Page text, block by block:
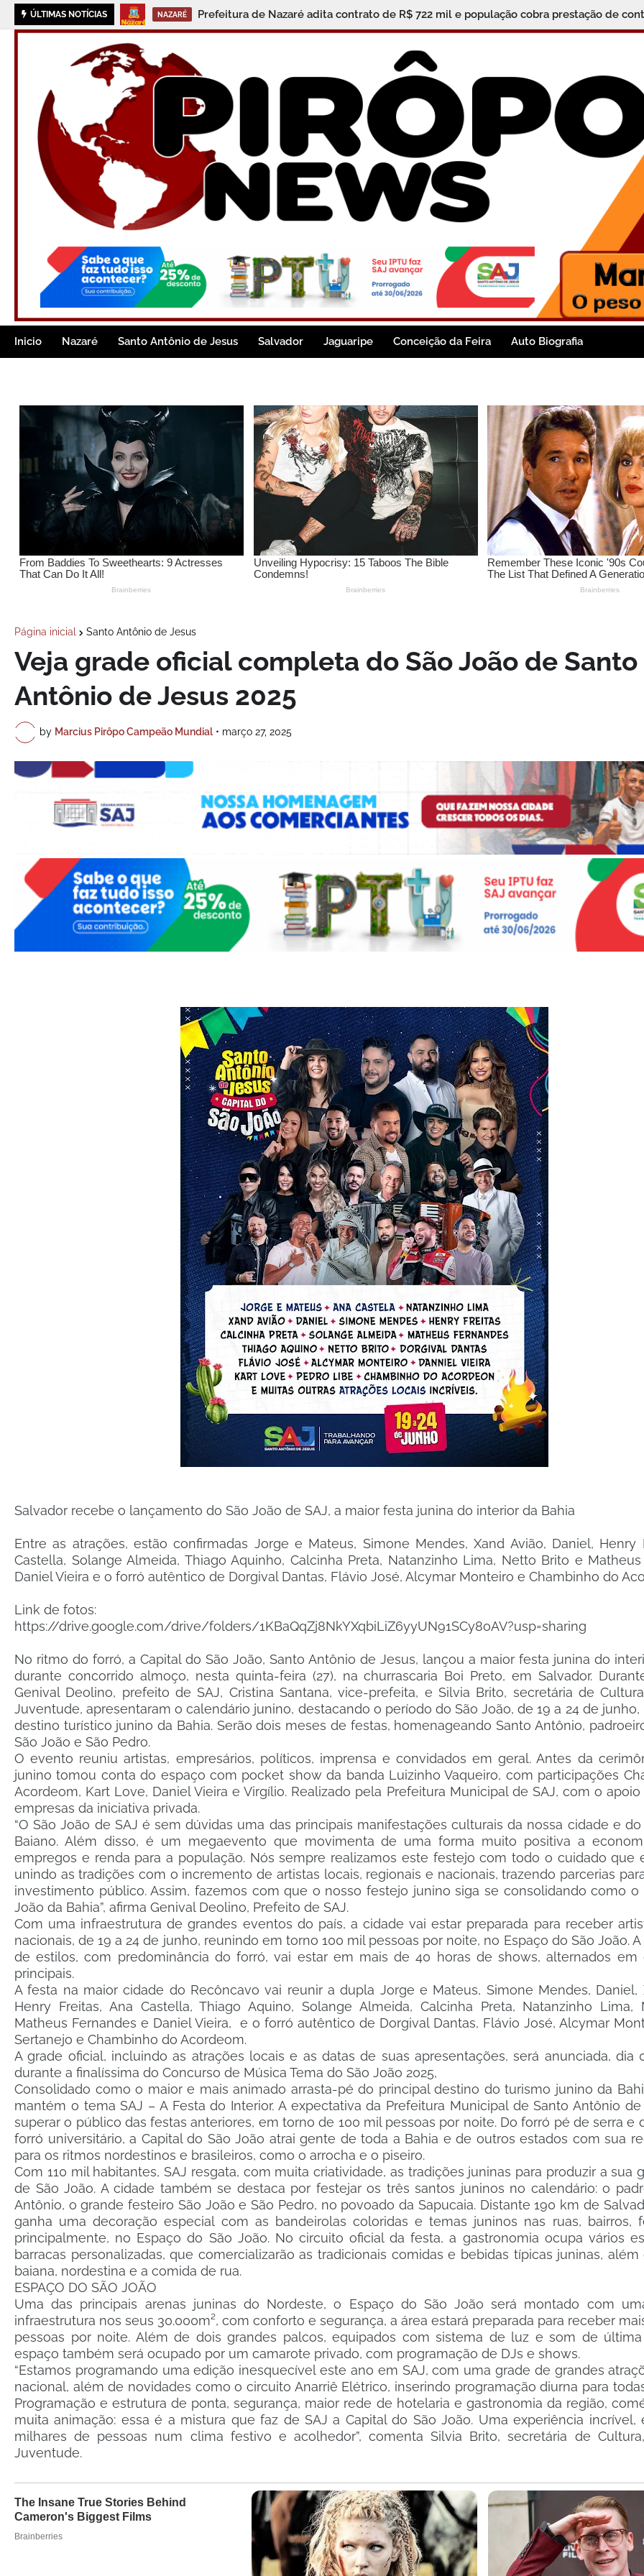
ÚLTIMAS NOTÍCIAS NAZARÉ Prefeitura de Nazaré adita contrato de R$ 722 mil e população cobra prestação de
Inicio Nazaré Santo Antônio de Jesus Salvador Jaguaripe Conceição da Feira Auto Biografia
Página inicial Santo Antônio de Jesus
Veja grade oficial completa do São João de Santo
Antônio de Jesus 2025
by Marcius Pirôpo Campeão Mundial • março 27, 2025
Salvador recebe o lançamento do São João de SAJ, a maior festa junina do interior da Bahia
Entre as atrações, estão confirmadas Jorge e Mateus, Simone Mendes, Xand Avião, Daniel, Henry
Castella, Solange Almeida, Thiago Aquinho, Calcinha Preta, Natanzinho Lima, Netto Brito e Matheus
Daniel Vieira e o forró autêntico de Dorgival Dantas, Flávio José, Alcymar Monteiro e Chambinho do
Link de fotos:
https://drive.google.com/drive/folders/1KBaQqZj8NkYXqbiLiZ6yyUN91SCy8oAV?usp=sharing
No ritmo do forró, a Capital do São João, Santo Antônio de Jesus, lançou a maior festa junina do
durante concorrido almoço, nesta quinta-feira (27), na churrascaria Boi Preto, em Salvador.
Genival Deolino, prefeito de SAJ, Cristina Santana, vice-prefeita, e Silvia Brito, secretária de
Juventude, apresentaram o calendário junino, destacando o período do São João, de 19 a 24 de
destino turístico junino da Bahia. Serão dois meses de festas, homenageando Santo Antônio,
São João e São Pedro.
O evento reuniu artistas, empresários, políticos, imprensa e convidados em geral. Antes da
junino tomou conta do espaço com pocket show da banda Luizinho Vaqueiro, com participações
Acordeom, Kart Love, Daniel Vieira e Virgílio. Realizado pela Prefeitura Municipal de SAJ, com o
empresas da iniciativa privada.
“O São João de SAJ é sem dúvidas uma das principais manifestações culturais da nossa cidade e
Baiano. Além disso, é um megaevento que movimenta de uma forma muito positiva a
empregos e renda para a população. Nós sempre realizamos este festejo com todo o cuidado que
unindo as tradições com o incremento de artistas locais, regionais e nacionais, trazendo parcerias
investimento público. Assim, fazemos com que o nosso festejo junino siga se consolidando como o
João da Bahia”, afirma Genival Deolino, Prefeito de SAJ.
Com uma infraestrutura de grandes eventos do país, a cidade vai estar preparada para receber
nacionais, de 19 a 24 de junho, reunindo em torno 100 mil pessoas por noite, no Espaço do São João.
de estilos, com predominância do forró, vai estar em mais de 40 horas de shows, alternados em
principais.
A festa na maior cidade do Recôncavo vai reunir a dupla Jorge e Mateus, Simone Mendes, Daniel,
Henry Freitas, Ana Castella, Thiago Aquino, Solange Almeida, Calcinha Preta, Natanzinho Lima,
Matheus Fernandes e Daniel Vieira, e o forró autêntico de Dorgival Dantas, Flávio José, Alcymar
Sertanejo e Chambinho do Acordeom.
A grade oficial, incluindo as atrações locais e as datas de suas apresentações, será anunciada, dia
durante a finalíssima do Concurso de Música Tema do São João 2025,
Consolidado como o maior e mais animado arrasta-pé do principal destino do turismo junino da
mantém o tema SAJ – A Festa do Interior. A expectativa da Prefeitura Municipal de Santo Antônio
superar o público das festas anteriores, em torno de 100 mil pessoas por noite. Do forró pé de serra e
forró universitário, a Capital do São João atrai gente de toda a Bahia e de outros estados com sua
para os ritmos nordestinos e brasileiros, como o arrocha e o piseiro.
Com 110 mil habitantes, SAJ resgata, com muita criatividade, as tradições juninas para produzir a sua
de São João. A cidade também se destaca por festejar os três santos juninos no calendário: o
Antônio, o grande festeiro São João e São Pedro, no povoado da Sapucaia. Distante 190 km de
ganha uma decoração especial com as bandeirolas coloridas e temas juninos nas ruas, bairros,
principalmente, no Espaço do São João. No circuito oficial da festa, a gastronomia ocupa vários
barracas personalizadas, que comercializarão as tradicionais comidas e bebidas típicas juninas, além
baiana, nordestina e a comida de rua.
ESPAÇO DO SÃO JOÃO
Uma das principais arenas juninas do Nordeste, o Espaço do São João será montado com
infraestrutura nos seus 30.000m², com conforto e segurança, a área estará preparada para receber
pessoas por noite. Além de dois grandes palcos, equipados com sistema de luz e som de
espaço também será ocupado por um camarote privado, com programação de DJs e shows.
“Estamos programando uma edição inesquecível este ano em SAJ, com uma grade de grandes
nacional, além de novidades como o circuito Anarriê Elétrico, inserindo programação diurna para
Programação e estrutura de ponta, segurança, maior rede de hotelaria e gastronomia da região,
muita animação: essa é a mistura que faz de SAJ a Capital do São João. Uma experiência incrível,
milhares de pessoas num clima festivo e acolhedor”, comenta Silvia Brito, secretária de
Juventude.